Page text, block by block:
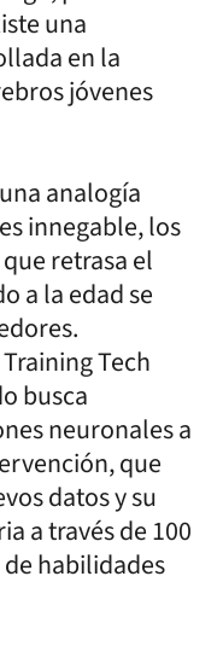
una
en la
jóvenes
analogía
innegable, los
retrasa el
a la edad se
Tech
busca
neuronales a
que
datos y su
a través de 100
habilidades